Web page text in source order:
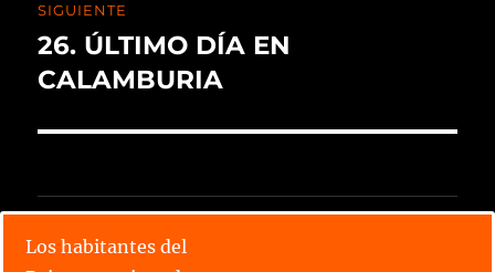
SIGUIENTE
26. ÚLTIMO DÍA EN
CALAMBURIA
Los habitantes del